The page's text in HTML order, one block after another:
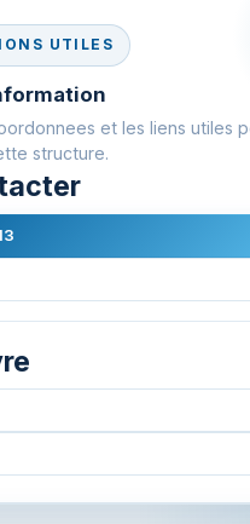
UTILES
et les liens utiles
structure.